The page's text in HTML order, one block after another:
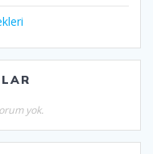
yok.